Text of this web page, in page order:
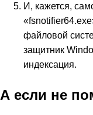
И, кажется,
файловой
защитник
индексация.
А если не